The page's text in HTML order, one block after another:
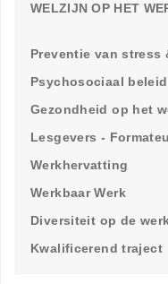
WELZIJN OP HET
Preventie van stress
Psychosociaal
Gezondheid op het
Lesgevers -
Werkhervatting
Werkbaar Werk
Diversiteit op de
Kwalificerend traject